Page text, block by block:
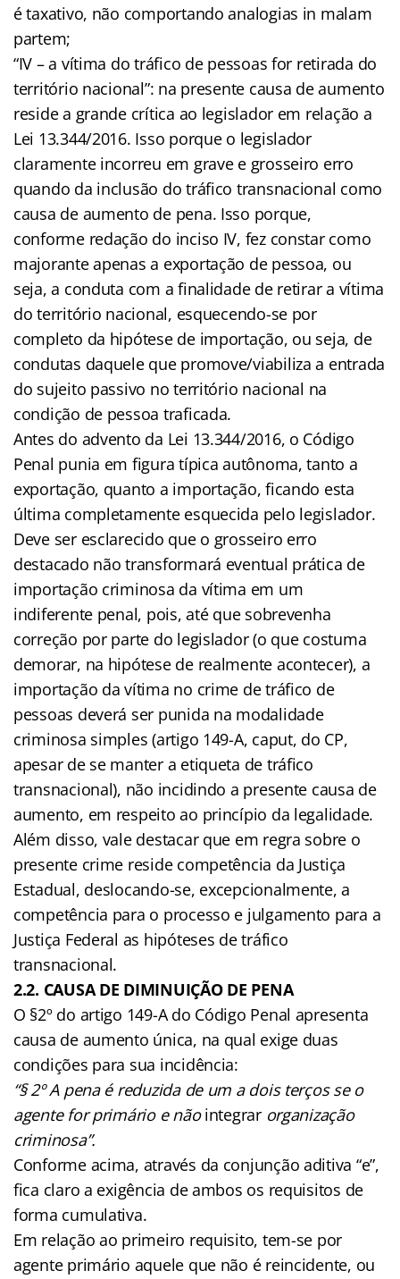
é taxativo, não comportando analogias in malam
partem;
“IV – a vítima do tráfico de pessoas for retirada do
território nacional”: na presente causa de aumento
reside a grande crítica ao legislador em relação a
Lei 13.344/2016. Isso porque o legislador
claramente incorreu em grave e grosseiro erro
quando da inclusão do tráfico transnacional como
causa de aumento de pena. Isso porque,
conforme redação do inciso IV, fez constar como
majorante apenas a exportação de pessoa, ou
seja, a conduta com a finalidade de retirar a vítima
do território nacional, esquecendo-se por
completo da hipótese de importação, ou seja, de
condutas daquele que promove/viabiliza a entrada
do sujeito passivo no território nacional na
condição de pessoa traficada.
Antes do advento da Lei 13.344/2016, o Código
Penal punia em figura típica autônoma, tanto a
exportação, quanto a importação, ficando esta
última completamente esquecida pelo legislador.
Deve ser esclarecido que o grosseiro erro
destacado não transformará eventual prática de
importação criminosa da vítima em um
indiferente penal, pois, até que sobrevenha
correção por parte do legislador (o que costuma
demorar, na hipótese de realmente acontecer), a
importação da vítima no crime de tráfico de
pessoas deverá ser punida na modalidade
criminosa simples (artigo 149-A, caput, do CP,
apesar de se manter a etiqueta de tráfico
transnacional), não incidindo a presente causa de
aumento, em respeito ao princípio da legalidade.
Além disso, vale destacar que em regra sobre o
presente crime reside competência da Justiça
Estadual, deslocando-se, excepcionalmente, a
competência para o processo e julgamento para a
Justiça Federal as hipóteses de tráfico
transnacional.
2.2. CAUSA DE DIMINUIÇÃO DE PENA
O §2º do artigo 149-A do Código Penal apresenta
causa de aumento única, na qual exige duas
condições para sua incidência:
“§ 2º A pena é reduzida de um a dois terços se o
agente for primário e nãointegrarorganização
criminosa”.
Conforme acima, através da conjunção aditiva “e”,
fica claro a exigência de ambos os requisitos de
forma cumulativa.
Em relação ao primeiro requisito, tem-se por
agente primário aquele que não é reincidente, ou